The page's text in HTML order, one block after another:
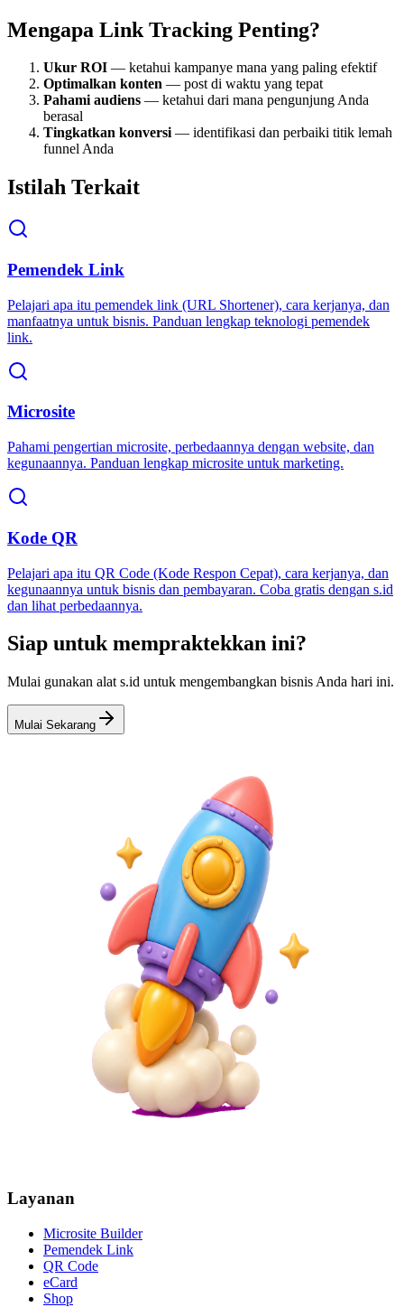
Mengapa Link Tracking Penting?
Ukur ROI — ketahui kampanye mana yang paling efektif
Optimalkan konten — post di waktu yang tepat
Pahami audiens — ketahui dari mana pengunjung Anda
berasal
Tingkatkan konversi— identifikasi dan perbaiki titik lemah
funnel Anda
Istilah Terkait
Pemendek Link
Pelajari apa itu pemendek link (URL Shortener), cara kerjanya, dan
manfaatnya untuk bisnis. Panduan lengkap teknologi pemendek
link.
Microsite
Pahami pengertian microsite, perbedaannya dengan website, dan
kegunaannya. Panduan lengkap microsite untuk marketing.
Kode QR
Pelajari apa itu QR Code (Kode Respon Cepat), cara kerjanya, dan
kegunaannya untuk bisnis dan pembayaran. Coba gratis dengan s.id
dan lihat perbedaannya.
Siap untuk mempraktekkan ini?
Mulai gunakan alat s.id untuk mengembangkan bisnis Anda hari ini.
Mulai Sekarang
Layanan
Microsite Builder
Pemendek Link
QR Code
eCard
Shop